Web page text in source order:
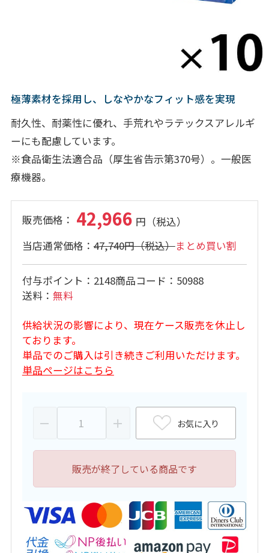
極薄素材を採用し、しなやかなフィット感を実現
耐久性、耐薬性に優れ、手荒れやラテックスアレルギ
ーにも配慮しています。
※食品衛生法適合品（厚生省告示第370号）。一般医
療機器。
42,966
47,740円 まとめ買い割
付与ポイント 2148商品コード
50988
送料
無料
供給状況の影響により、現在ケース販売を休止し
ております。
単品でのご購入は引き続きご利用いただけます。
単品ページはこちら
お気に入り
販売が終了している商品です